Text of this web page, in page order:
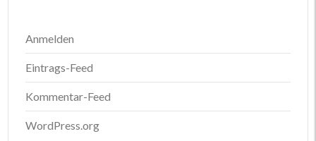
Anmelden
Eintrags-Feed
Kommentar-Feed
WordPress.org